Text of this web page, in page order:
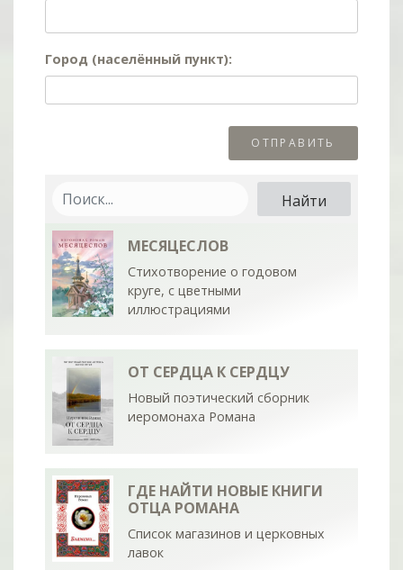
Город (населённый пункт):
МЕСЯЦЕСЛОВ
Стихотворение о годовом
круге, с цветными
иллюстрациями
ОТ СЕРДЦА К СЕРДЦУ
Новый поэтический сборник
иеромонаха Романа
ГДЕ НАЙТИ НОВЫЕ КНИГИ
ОТЦА РОМАНА
Список магазинов и церковных
лавок